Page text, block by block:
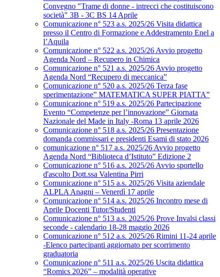
Convegno "Trame di donne - intrecci che costituiscono
società" 3B - 3C BS 14 Aprile
Comunicazione n° 523 a.s. 2025/26 Visita didattica
presso il Centro di Formazione e Addestramento Enel a
l’Aquila
Comunicazione n° 522 a.s. 2025/26 Avvio progetto
Agenda Nord – Recupero in Chimica
Comunicazione n° 521 a.s. 2025/26 Avvio progetto
Agenda Nord “Recupero di meccanica”
Comunicazione n° 520 a.s. 2025/26 Terza fase
sperimentazione” MATEMATICA SUPER PIATTA”
Comunicazione n° 519 a.s. 2025/26 Partecipazione
Evento “Competenze per l’innovazione” Giornata
Nazionale del Made in Italy -Roma 13 aprile 2026
Comunicazione n° 518 a.s. 2025/26 Presentazione
domanda commissari e presidenti Esami di stato 2026
comunicazione n° 517 a.s. 2025/26 Avvio progetto
Agenda Nord “Biblioteca d’Istituto” Edizione 2
Comunicazione n° 516 a.s. 2025/26 Avvio sportello
d'ascolto Dott.ssa Valentina Pirri
Comunicazione n° 515 a.s. 2025/26 Visita aziendale
ALPLA Anagni – Venerdì 17 aprile
Comunicazione n° 514 a.s. 2025/26 Incontro mese di
Aprile Docenti Tutor/Studenti
Comunicazione n° 513 a.s. 2025/26 Prove Invalsi classi
seconde - calendario 18-28 maggio 2026
Comunicazione n° 512 a.s. 2025/26 Rimini 11-24 aprile
-Elenco partecipanti aggiornato per scorrimento
graduatoria
Comunicazione n° 511 a.s. 2025/26 Uscita didattica
“Romics 2026” – modalità operative